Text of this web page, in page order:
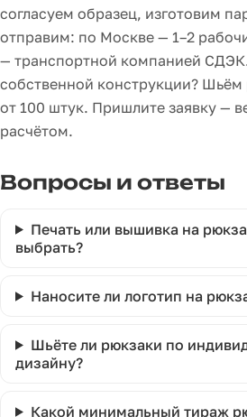
согласуем образец, изготовим
отправим: по Москве — 1–2
— транспортной компанией
собственной конструкции? Шьём
от 100 штук. Пришлите заявку —
расчётом.
Вопросы и ответы
Печать или вышивка на
выбрать?
Наносите ли логотип на
Шьёте ли рюкзаки по
дизайну?
Какой минимальный тираж